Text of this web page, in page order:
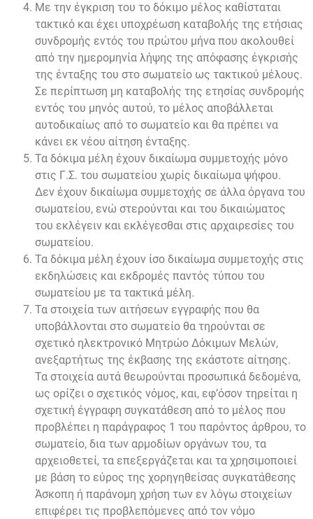
Με την έγκριση του το δόκιμο μέλος καθίσταται
τακτικό και έχει υποχρέωση καταβολής της ετήσιας
συνδρομής εντός του πρώτου μήνα που ακολουθεί
από την ημερομηνία λήψης της απόφασης έγκρισής
της ένταξης του στο σωματείο ως τακτικού μέλους.
Σε περίπτωση μη καταβολής της ετησίας συνδρομής
εντός του μηνός αυτού, το μέλος αποβάλλεται
αυτοδικαίως από το σωματείο και θα πρέπει να
κάνει εκ νέου αίτηση ένταξης.
Τα δόκιμα μέλη έχουν δικαίωμα συμμετοχής μόνο
στις Γ.Σ. του σωματείου χωρίς δικαίωμα ψήφου.
Δεν έχουν δικαίωμα συμμετοχής σε άλλα όργανα του
σωματείου, ενώ στερούνται και του δικαιώματος
του εκλέγειν και εκλέγεσθαι στις αρχαιρεσίες του
σωματείου.
Τα δόκιμα μέλη έχουν ίσο δικαίωμα συμμετοχής στις
εκδηλώσεις και εκδρομές παντός τύπου του
σωματείου με τα τακτικά μέλη.
Τα στοιχεία των αιτήσεων εγγραφής που θα
υποβάλλονται στο σωματείο θα τηρούνται σε
σχετικό ηλεκτρονικό Μητρώο Δόκιμων Μελών,
ανεξαρτήτως της έκβασης της εκάστοτε αίτησης.
Τα στοιχεία αυτά θεωρούνται προσωπικά δεδομένα,
ως ορίζει ο σχετικός νόμος, και, εφ’όσον τηρείται η
σχετική έγγραφη συγκατάθεση από το μέλος που
προβλέπει η παράγραφος 1 του παρόντος άρθρου, το
σωματείο, δια των αρμοδίων οργάνων του, τα
αρχειοθετεί, τα επεξεργάζεται και τα χρησιμοποιεί
με βάση το εύρος της χορηγηθείσας συγκατάθεσης
Άσκοπη ή παράνομη χρήση των εν λόγω στοιχείων
επιφέρει τις προβλεπόμενες από τον νόμο